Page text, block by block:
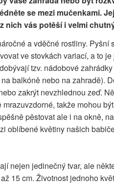
se mezi mučenkami.
nich vás potěší i velmi
a vděčné rostliny. Pyšní
ve stovkách variací, a to
tzv. nádobové
balkóně nebo na zahradě).
zakrýt nevzhlednou zeď.
takže mohou
pěstovat ale i na okně,
oblíbené květiny našich
nejen jedinečný tvar, ale
15 cm. Životnost jednoho